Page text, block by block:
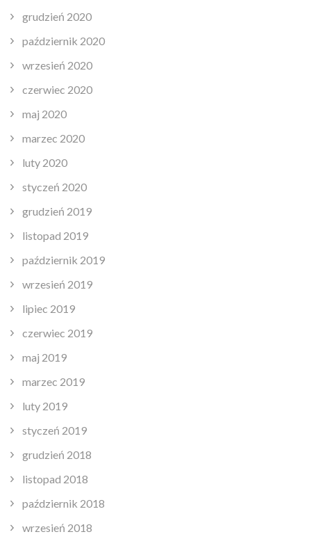
grudzień 2020
październik 2020
wrzesień 2020
czerwiec 2020
maj 2020
marzec 2020
luty 2020
styczeń 2020
grudzień 2019
listopad 2019
październik 2019
wrzesień 2019
lipiec 2019
czerwiec 2019
maj 2019
marzec 2019
luty 2019
styczeń 2019
grudzień 2018
listopad 2018
październik 2018
wrzesień 2018